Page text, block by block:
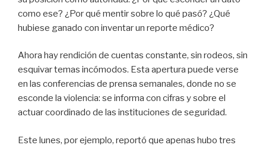
como ese? ¿Por qué mentir sobre lo qué pasó? ¿Qué
hubiese ganado con inventar un reporte médico?
Ahora hay rendición de cuentas constante, sin rodeos, sin
esquivar temas incómodos. Esta apertura puede verse
en las conferencias de prensa semanales, donde no se
esconde la violencia: se informa con cifras y sobre el
actuar coordinado de las instituciones de seguridad.
Este lunes, por ejemplo, reportó que apenas hubo tres